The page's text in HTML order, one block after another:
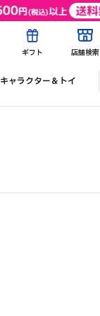
ギフト 店舗検索
キャラクター＆トイ